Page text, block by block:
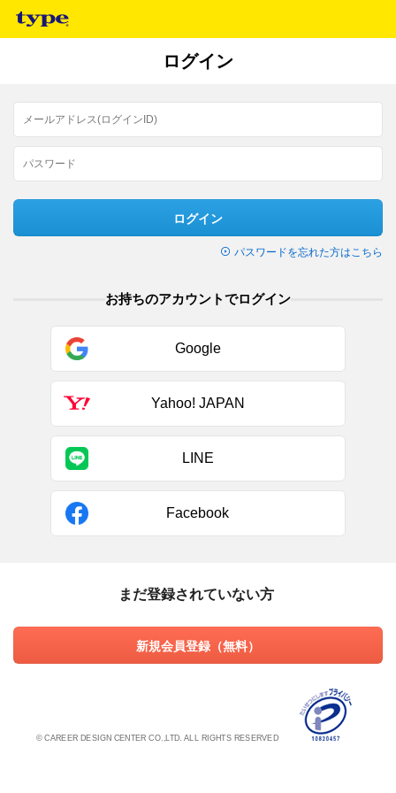
ログイン
ログイン
パスワードを忘れた方はこちら
お持ちのアカウントでログイン
Google
Yahoo! JAPAN
LINE
Facebook
まだ登録されていない方
新規会員登録（無料）
© CAREER DESIGN CENTER CO.,LTD. ALL RIGHTS RESERVED